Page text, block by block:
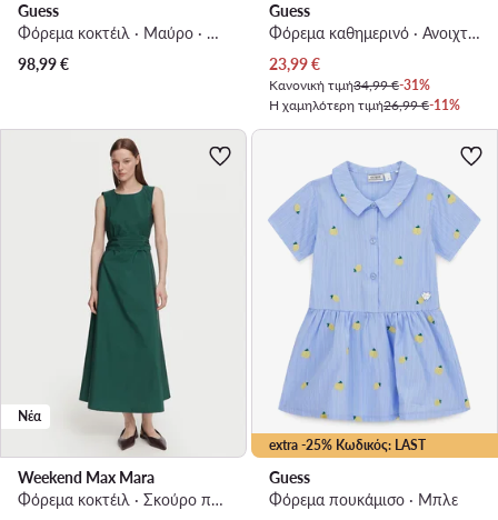
Guess
Φόρεμα κοκτέιλ · Μαύρο · Midi
98,99€
Guess
Φόρεμα καθημερινό · Ανοιχτό πορτοκαλί
Τρέχουσα τιμή
23,99€
Κανονική τιμή34,99 €-31%
Η χαμηλότερη τιμή26,99 €-11%
Νέα
Weekend Max Mara
Φόρεμα κοκτέιλ · Σκούρο πράσινο · Midi
extra -25% Κωδικός: LAST
Guess
Φόρεμα πουκάμισο · Μπλε